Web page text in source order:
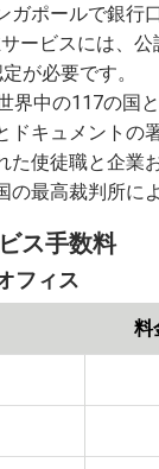
ガポールで銀行
ービスには、公
が必要です。
界中の117の国
ドキュメントの
た使徒職と企業
の最高裁判所に
ス手数料
フィス
料